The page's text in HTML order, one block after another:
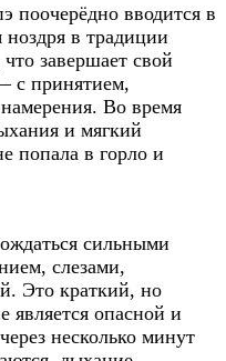
поочерёдно вводится в
ноздря в традиции
завершает свой
с принятием,
Во время
и мягкий
попала в горло и
сильными
слезами,
Это краткий, но
является опасной и
несколько минут